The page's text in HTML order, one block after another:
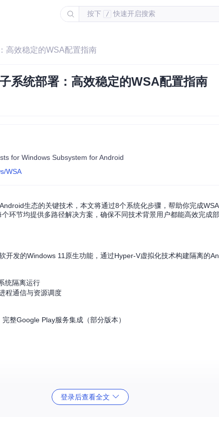
按下 / 快速开启搜索
高效稳定的WSA配置指南
统部署：高效稳定的WSA配置指南
for Windows Subsystem for Android
WSA
生态的关键技术，本文将通过8个系统化步骤，帮助你完成
环节均提供多路径解决方案，确保不同技术背景用户都能高效完成部
开发的Windows 11原生功能，通过Hyper-V虚拟化技术构建隔离的
统隔离运行
程通信与资源调度
整Google Play服务集成（部分版本）
登录后查看全文